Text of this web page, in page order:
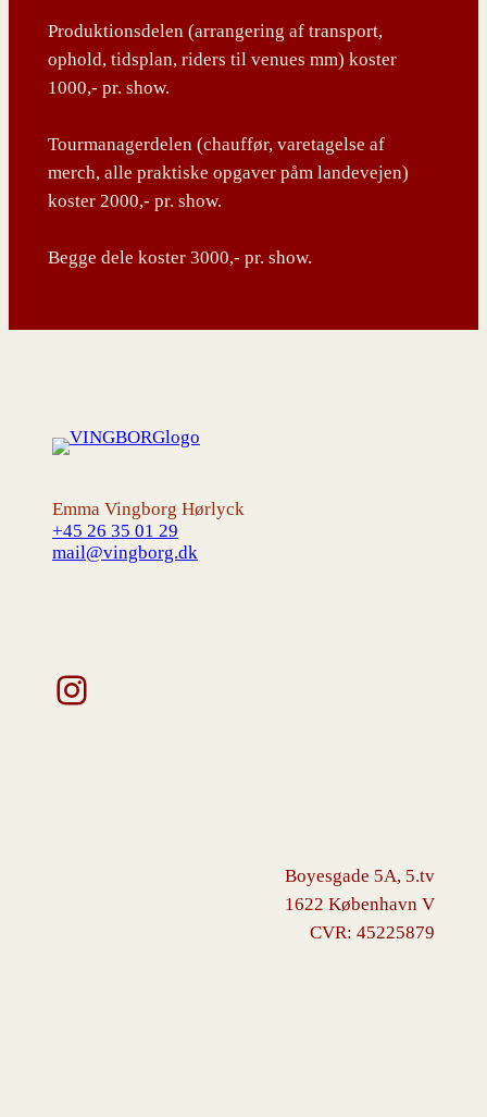
Produktionsdelen (arrangering af transport,
ophold, tidsplan, riders til venues mm) koster
1000,- pr. show.
Tourmanagerdelen (chauffør, varetagelse af
merch, alle praktiske opgaver påm landevejen)
koster 2000,- pr. show.
Begge dele koster 3000,- pr. show.
Emma Vingborg Hørlyck
+45 26 35 01 29
mail@vingborg.dk
Instagram
Boyesgade 5A, 5.tv
1622 København V
CVR: 45225879